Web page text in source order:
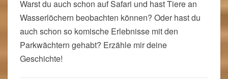
Warst du auch schon auf Safari und hast Tiere an
Wasserlöchern beobachten können? Oder hast du
auch schon so komische Erlebnisse mit den
Parkwächtern gehabt? Erzähle mir deine
Geschichte!